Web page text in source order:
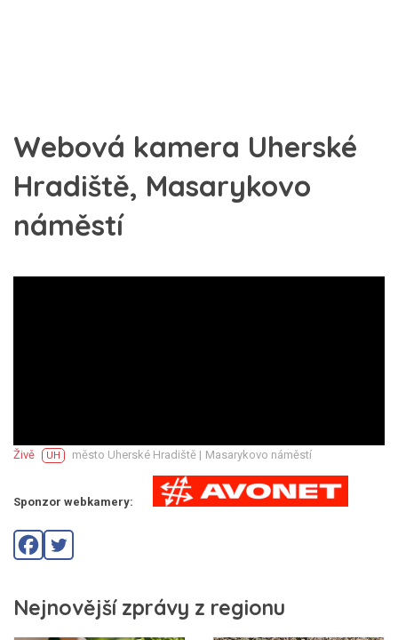
Webová kamera Uherské
Hradiště, Masarykovo
náměstí
Živě UH město Uherské Hradiště | Masarykovo náměstí
Sponzor webkamery:
Nejnovější zprávy z regionu